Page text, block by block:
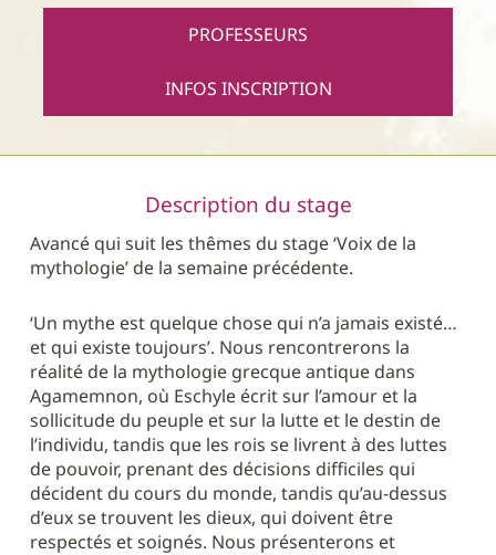
PROFESSEURS
INFOS INSCRIPTION
Description du stage
Avancé qui suit les thêmes du stage ‘Voix de la
mythologie’ de la semaine précédente.
‘Un mythe est quelque chose qui n’a jamais existé…
et qui existe toujours’. Nous rencontrerons la
réalité de la mythologie grecque antique dans
Agamemnon, où Eschyle écrit sur l’amour et la
sollicitude du peuple et sur la lutte et le destin de
l’individu, tandis que les rois se livrent à des luttes
de pouvoir, prenant des décisions difficiles qui
décident du cours du monde, tandis qu’au-dessus
d’eux se trouvent les dieux, qui doivent être
respectés et soignés. Nous présenterons et